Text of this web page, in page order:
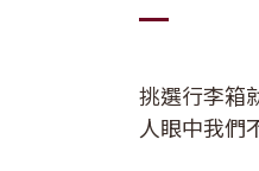
挑選行李箱
人眼中我們